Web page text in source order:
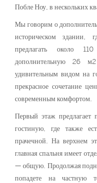
Побле Ноу, в нескольких
Мы говорим о
историческом здании,
предлагать около
дополнительную 26
удивительным видом на
прекрасное сочетание
современным комфортом.
Первый этаж предлагает
гостиную, где также
прачечной. На верхнем
главная спальня имеет
— общую. Продолжая
попадете на частную